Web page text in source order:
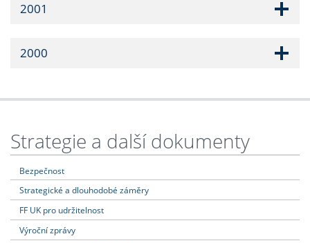
2001
2000
Strategie a další dokumenty
Bezpečnost
Strategické a dlouhodobé záměry
FF UK pro udržitelnost
Výroční zprávy